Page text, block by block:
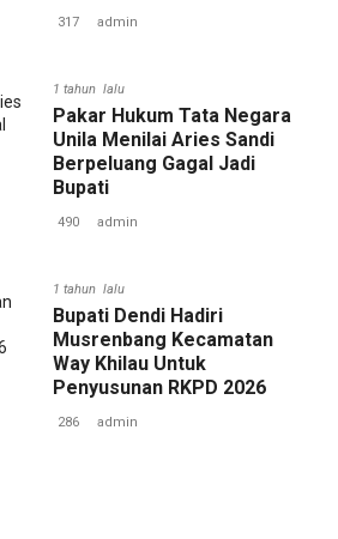
317 admin
1 tahun lalu
Pakar Hukum Tata Negara
Unila Menilai Aries Sandi
Berpeluang Gagal Jadi
Bupati
490 admin
1 tahun lalu
‎Bupati Dendi Hadiri
Musrenbang Kecamatan
Way Khilau Untuk
Penyusunan RKPD 2026
286 admin